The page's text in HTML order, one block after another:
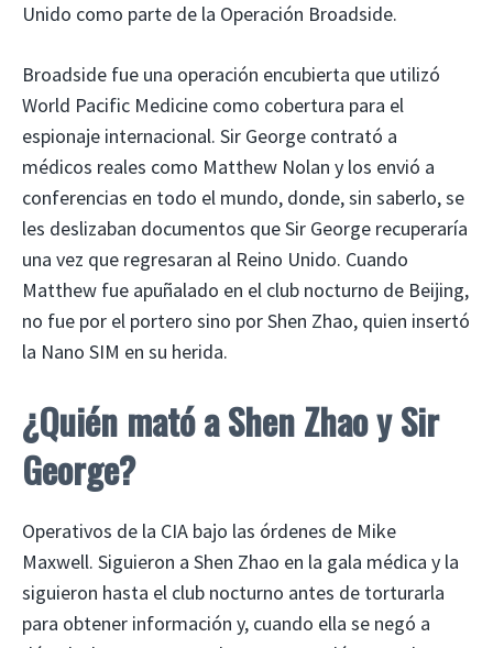
Unido como parte de la Operación Broadside.
Broadside fue una operación encubierta que utilizó
World Pacific Medicine como cobertura para el
espionaje internacional. Sir George contrató a
médicos reales como Matthew Nolan y los envió a
conferencias en todo el mundo, donde, sin saberlo, se
les deslizaban documentos que Sir George recuperaría
una vez que regresaran al Reino Unido. Cuando
Matthew fue apuñalado en el club nocturno de Beijing,
no fue por el portero sino por Shen Zhao, quien insertó
la Nano SIM en su herida.
¿Quién mató a Shen Zhao y Sir
George?
Operativos de la CIA bajo las órdenes de Mike
Maxwell. Siguieron a Shen Zhao en la gala médica y la
siguieron hasta el club nocturno antes de torturarla
para obtener información y, cuando ella se negó a